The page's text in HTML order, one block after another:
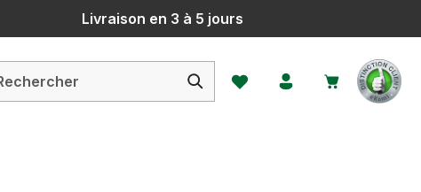
Livraison en 3 à 5 jours
Vous avez 0 articles dans